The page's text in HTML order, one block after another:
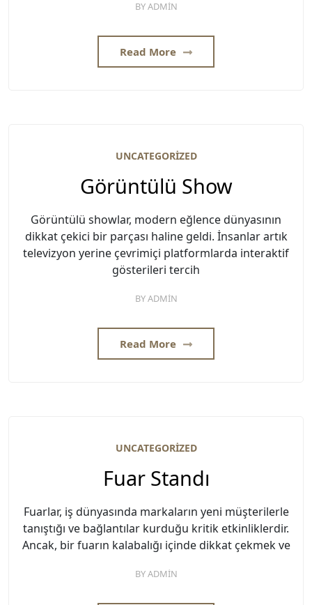
BYADMIN
Read More
UNCATEGORIZED
Görüntülü Show
Görüntülü showlar, modern eğlence dünyasının
dikkat çekici bir parçası haline geldi. İnsanlar artık
televizyon yerine çevrimiçi platformlarda interaktif
gösterileri tercih
BYADMIN
Read More
UNCATEGORIZED
Fuar Standı
Fuarlar, iş dünyasında markaların yeni müşterilerle
tanıştığı ve bağlantılar kurduğu kritik etkinliklerdir.
Ancak, bir fuarın kalabalığı içinde dikkat çekmek ve
BYADMIN